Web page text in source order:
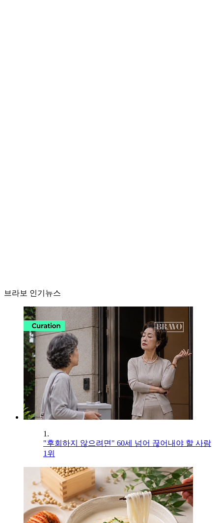
브라보 인기뉴스
1.
"후회하지 않으려면" 60세 넘어 끊어내야 할 사람
1위